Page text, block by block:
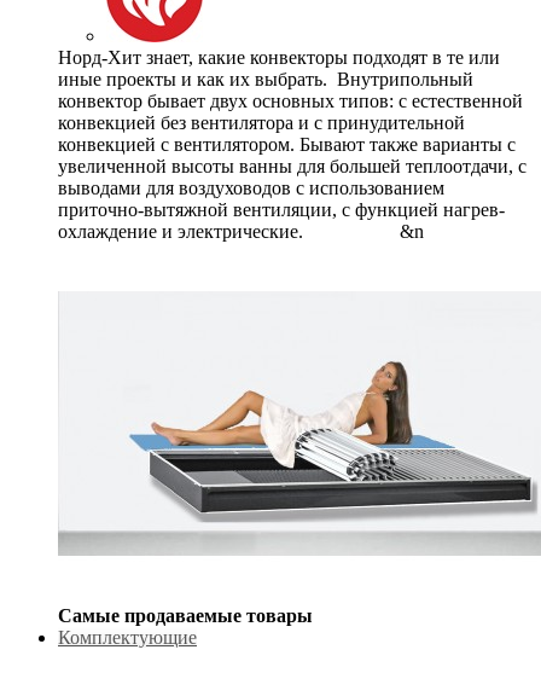
Норд-Хит знает, какие конвекторы подходят в те или
иные проекты и как их выбрать. Внутрипольный
конвектор бывает двух основных типов: с естественной
конвекцией без вентилятора и с принудительной
конвекцией с вентилятором. Бывают также варианты с
увеличенной высоты ванны для большей теплоотдачи, с
выводами для воздуховодов с использованием
приточно-вытяжной вентиляции, с функцией нагрев-
охлаждение и электрические. &n
Самые продаваемые товары
Комплектующие